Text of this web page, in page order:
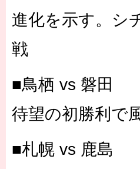
進化を示す。シ
戦
■鳥栖 vs 磐田
待望の初勝利で
■札幌 vs 鹿島